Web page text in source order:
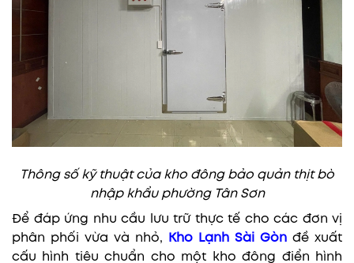
Thông số kỹ thuật của kho đông bảo quản thịt bò
nhập khẩu phường Tân Sơn
Để đáp ứng nhu cầu lưu trữ thực tế cho các đơn vị
phân phối vừa và nhỏ,
Kho Lạnh Sài Gòn đề xuất
cấu hình tiêu chuẩn cho một kho đông điển hình